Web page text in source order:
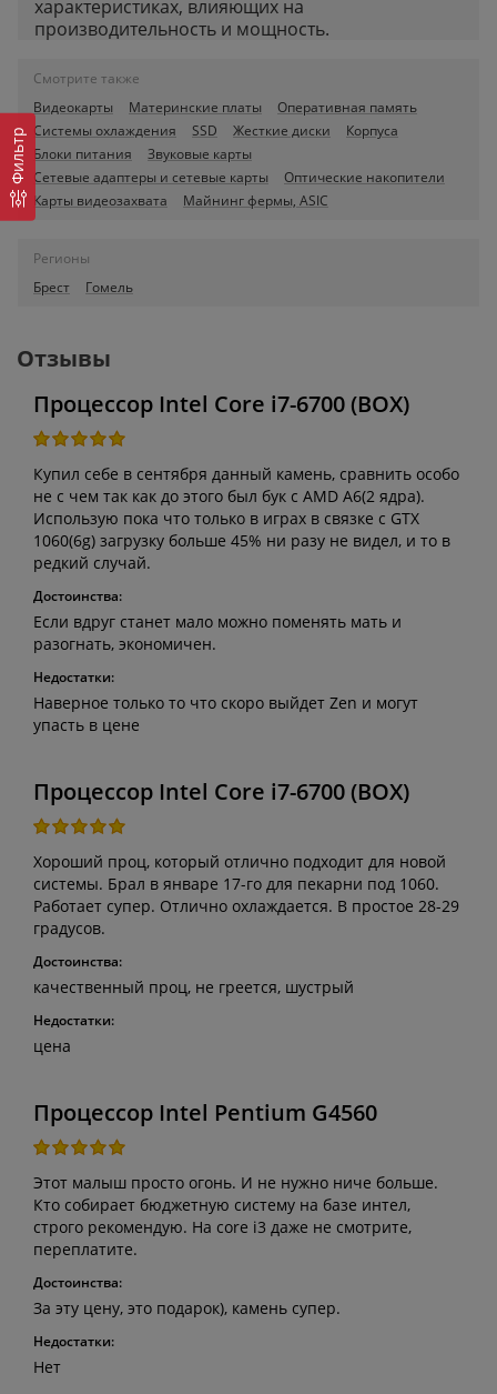
Фильтр
характеристиках, влияющих на
производительность и мощность.
Смотрите также
Видеокарты
Материнские платы
Оперативная память
Системы охлаждения
SSD Жесткие диски
Корпуса
Блоки питания
Звуковые карты
Сетевые адаптеры и сетевые карты
Оптические накопители
Карты видеозахвата
Майнинг фермы, ASIC
Регионы
Брест
Гомель
Отзывы
Процессор Intel Core i7-6700 (BOX)
Купил себе в сентября данный камень, сравнить особо
не с чем так как до этого был бук с AMD A6(2 ядра).
Использую пока что только в играх в связке с GTX
1060(6g) загрузку больше 45% ни разу не видел, и то в
редкий случай.
Достоинства:
Если вдруг станет мало можно поменять мать и
разогнать, экономичен.
Недостатки:
Наверное только то что скоро выйдет Zen и могут
упасть в цене
Процессор Intel Core i7-6700 (BOX)
Хороший проц, который отлично подходит для новой
системы. Брал в январе 17-го для пекарни под 1060.
Работает супер. Отлично охлаждается. В простое 28-29
градусов.
Достоинства:
качественный проц, не греется, шустрый
Недостатки:
цена
Процессор Intel Pentium G4560
Этот малыш просто огонь. И не нужно ниче больше.
Кто собирает бюджетную систему на базе интел,
строго рекомендую. На core i3 даже не смотрите,
переплатите.
Достоинства:
За эту цену, это подарок), камень супер.
Недостатки:
Нет